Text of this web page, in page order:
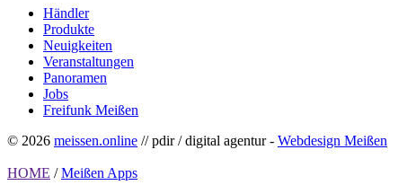
Händler
Produkte
Neuigkeiten
Veranstaltungen
Panoramen
Jobs
Freifunk Meißen
© 2026 meissen.online // pdir / digital agentur - Webdesign Meißen
HOME / Meißen Apps